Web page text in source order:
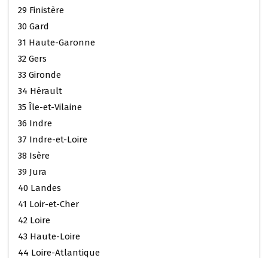
29 Finistère
30 Gard
31 Haute-Garonne
32 Gers
33 Gironde
34 Hérault
35 Île-et-Vilaine
36 Indre
37 Indre-et-Loire
38 Isère
39 Jura
40 Landes
41 Loir-et-Cher
42 Loire
43 Haute-Loire
44 Loire-Atlantique